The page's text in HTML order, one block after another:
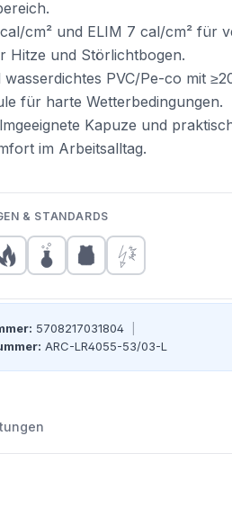
cm² und ELIM 7 cal/cm² für
Hitze und Störlichtbogen.
PVC/Pe-co mit
für harte Wetterbedingungen.
Kapuze und
im Arbeitsalltag.
& STANDARDS
5708217031804
ARC-LR4055-53/03-L